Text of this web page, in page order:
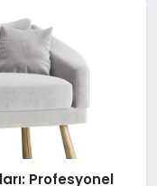
Profesyonel